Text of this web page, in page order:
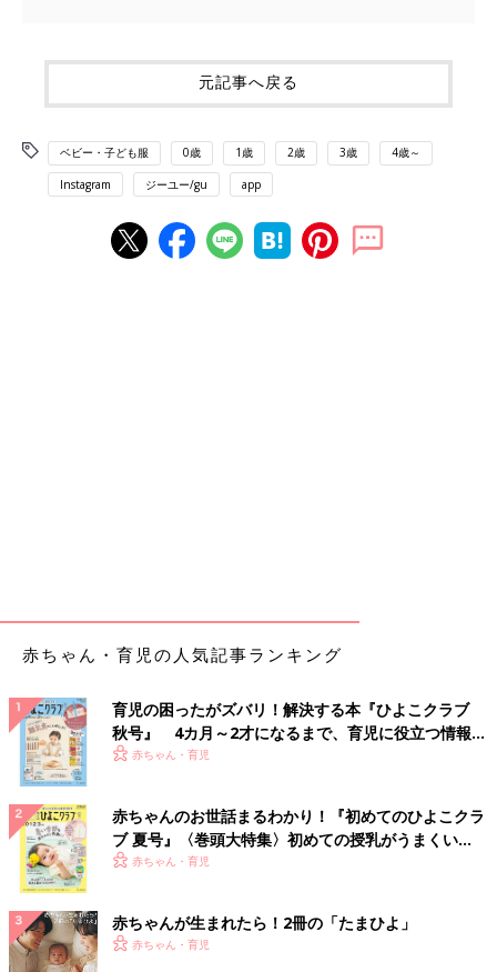
元記事へ戻る
ベビー・子ども服 0歳 1歳 2歳 3歳 4歳～
Instagram ジーユー/gu app
赤ちゃん・育児の人気記事ランキング
育児の困ったがズバリ！解決する本『ひよこクラブ
秋号』 4カ月～2才になるまで、育児に役立つ情報が
いっぱい！
赤ちゃん・育児
赤ちゃんのお世話まるわかり！『初めてのひよこクラ
ブ 夏号』〈巻頭大特集〉初めての授乳がうまくい
く！ おっぱい・ミルクの基本と夏のトラブル 解決テ
赤ちゃん・育児
赤ちゃんが生まれたら！2冊の「たまひよ」
赤ちゃん・育児